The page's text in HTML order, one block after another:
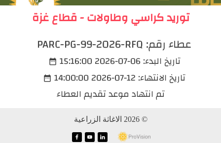
توريد كراسي وطاولات - قطاع غزة
عطاء رقم: PARC-PG-99-2026-RFQ
تاريخ البدء: 2026-07-06 15:16:00
date_range
تاريخ الانتهاء: 2026-07-12 14:00:00
date_range
تم انتهاد موعد تقديم العطاء
© 2026 الاغاثة الزراعية
i
y
f